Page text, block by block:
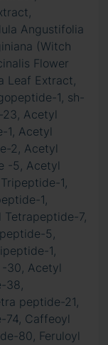
Angustifolia
(Witch
Flower
Leaf Extract,
1, sh-
Acetyl
1, Acetyl
2, Acetyl
-5, Acetyl
1,
1,
Tetrapeptide-7,
5,
1,
30, Acetyl
38,
peptide-21,
74, Caffeoyl
80, Feruloyl